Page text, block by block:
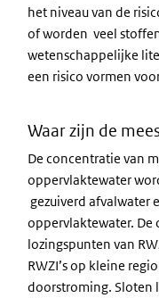
het niveau van de
of worden veel
wetenschappelijke
een risico vormen
Waar zijn de
De concentratie van
oppervlaktewater
gezuiverd afvalwater
oppervlaktewater. De
lozingspunten van
RWZI’s op kleine
doorstroming. Sloten